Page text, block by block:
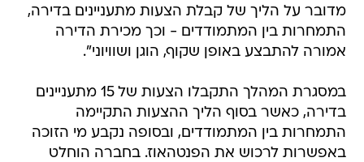
מדובר על הליך של קבלת הצעות מתעניינים בדירה,
התמחרות בין המתמודדים - וכך מכירת הדירה
אמורה להתבצע באופן שקוף, הוגן ושוויוני".
במסגרת המהלך התקבלו הצעות של 15 מתעניינים
בדירה, כאשר בסוף הליך ההצעות התקיימה
התמחרות בין המתמודדים, ובסופה נקבע מי הזוכה
באפשרות לרכוש את הפנטהאוז. בחברה הוחלט